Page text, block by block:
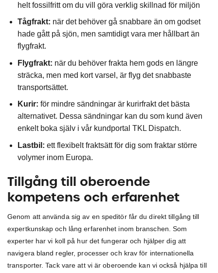
helt fossilfritt om du vill göra verklig skillnad för miljön
Tågfrakt: när det behöver gå snabbare än om godset
hade gått på sjön, men samtidigt vara mer hållbart än
flygfrakt.
Flygfrakt: när du behöver frakta hem gods en längre
sträcka, men med kort varsel, är flyg det snabbaste
transportsättet.
Kurir: för mindre sändningar är kurirfrakt det bästa
alternativet. Dessa sändningar kan du som kund även
enkelt boka själv i vår kundportal TKL Dispatch.
Lastbil: ett flexibelt fraktsätt för dig som fraktar större
volymer inom Europa.
Tillgång till oberoende
kompetens och erfarenhet
Genom att använda sig av en speditör får du direkt tillgång till
expertkunskap och lång erfarenhet inom branschen. Som
experter har vi koll på hur det fungerar och hjälper dig att
navigera bland regler, processer och krav för internationella
transporter. Tack vare att vi är oberoende kan vi också hjälpa till